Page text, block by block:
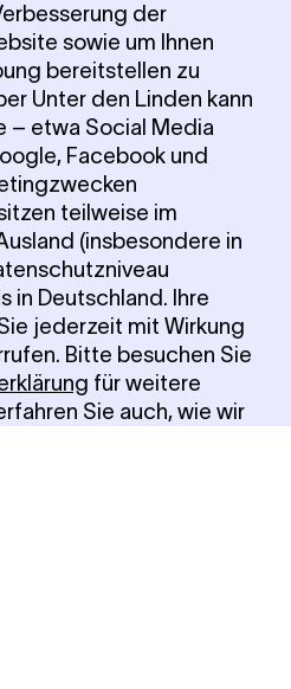
der
sowie um Ihnen
bereitstellen zu
Unter den Linden kann
– etwa Social Media
Facebook und
teilweise im
(insbesondere in
in Deutschland. Ihre
jederzeit mit Wirkung
Bitte besuchen Sie
für weitere
Sie auch, wie wir